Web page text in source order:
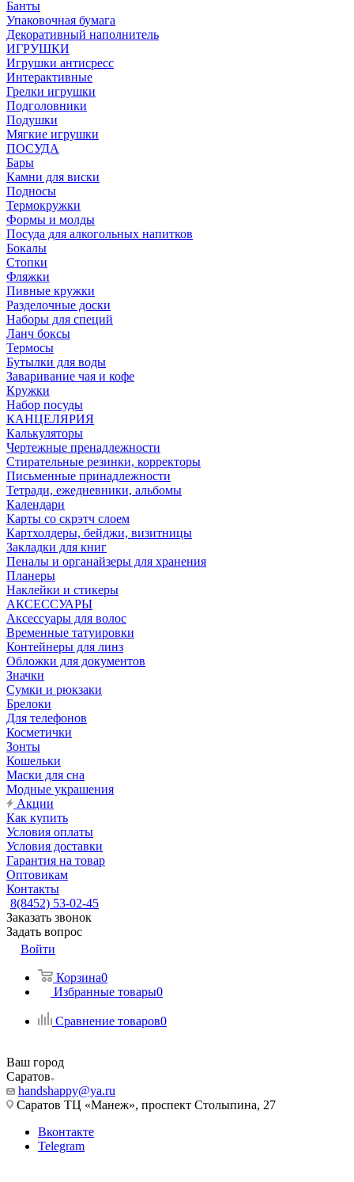
Банты
Упаковочная бумага
Декоративный наполнитель
ИГРУШКИ
Игрушки антисресс
Интерактивные
Грелки игрушки
Подголовники
Подушки
Мягкие игрушки
ПОСУДА
Бары
Камни для виски
Подносы
Термокружки
Формы и молды
Посуда для алкогольных напитков
Бокалы
Стопки
Фляжки
Пивные кружки
Разделочные доски
Наборы для специй
Ланч боксы
Термосы
Бутылки для воды
Заваривание чая и кофе
Кружки
Набор посуды
КАНЦЕЛЯРИЯ
Калькуляторы
Чертежные пренадлежности
Стирательные резинки, корректоры
Письменные принадлежности
Тетради, ежедневники, альбомы
Календари
Карты со скрэтч слоем
Картхолдеры, бейджи, визитницы
Закладки для книг
Пеналы и органайзеры для хранения
Планеры
Наклейки и стикеры
АКСЕССУАРЫ
Аксессуары для волос
Временные татуировки
Контейнеры для линз
Обложки для документов
Значки
Сумки и рюкзаки
Брелоки
Для телефонов
Косметички
Зонты
Кошельки
Маски для сна
Модные украшения
Акции
Как купить
Условия оплаты
Условия доставки
Гарантия на товар
Оптовикам
Контакты
8(8452) 53-02-45
Заказать звонок
Задать вопрос
Войти
Корзина0
Избранные товары0
Сравнение товаров0
Ваш город
Саратов
handshappy@ya.ru
Саратов ТЦ «Манеж», проспект Столыпина, 27
Вконтакте
Telegram